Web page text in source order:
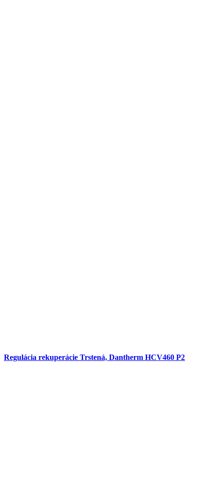
Regulácia rekuperácie Trstená, Dantherm HCV460 P2